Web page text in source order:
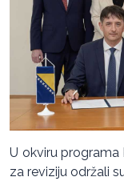
U okviru programa
za reviziju održali